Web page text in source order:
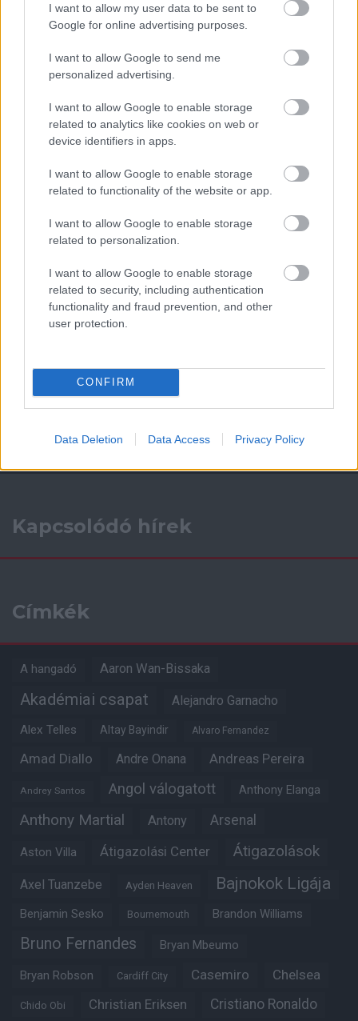
I want to allow my user data to be sent to
Google for online advertising purposes.
I want to allow Google to send me
personalized advertising.
I want to allow Google to enable storage
related to analytics like cookies on web or
device identifiers in apps.
I want to allow Google to enable storage
related to functionality of the website or app.
I want to allow Google to enable storage
related to personalization.
I want to allow Google to enable storage
related to security, including authentication
functionality and fraud prevention, and other
user protection.
CONFIRM
Data Deletion Data Access Privacy Policy
Paris Saint-Germain
Manchester United
Felkészülési szezon 4. mérkőzés
Nya Ullevi, Göteborg
2026-08-08 17:00
AC MilanvsManchester United2026-08-15 18:00
ELŐZŐ MÉRKŐZÉSEK
Támogatás
Támogasd adományoddal
a ManUtdFanatics.hu működését!
Kapcsolódó hírek
Címkék
A hangadó Aaron Wan-Bissaka
Akadémiai csapat Alejandro Garnacho
Alex Telles Altay Bayindir Alvaro Fernandez
Amad Diallo Andre Onana Andreas Pereira
Andrey Santos Angol válogatott Anthony Elanga
Anthony Martial Antony Arsenal
Aston Villa Átigazolási Center Átigazolások
Axel Tuanzebe Ayden Heaven Bajnokok Ligája
Benjamin Sesko Bournemouth Brandon Williams
Bruno Fernandes Bryan Mbeumo
Bryan Robson Cardiff City Casemiro Chelsea
Chido Obi Christian Eriksen Cristiano Ronaldo